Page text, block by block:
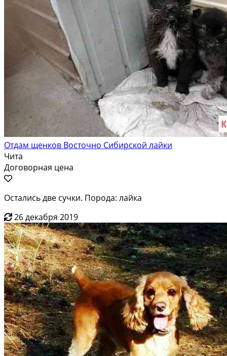
Отдам щенков Восточно Сибирской лайки
Чита
Договорная цена
Остались две сучки. Порода: лайка
26 декабря 2019